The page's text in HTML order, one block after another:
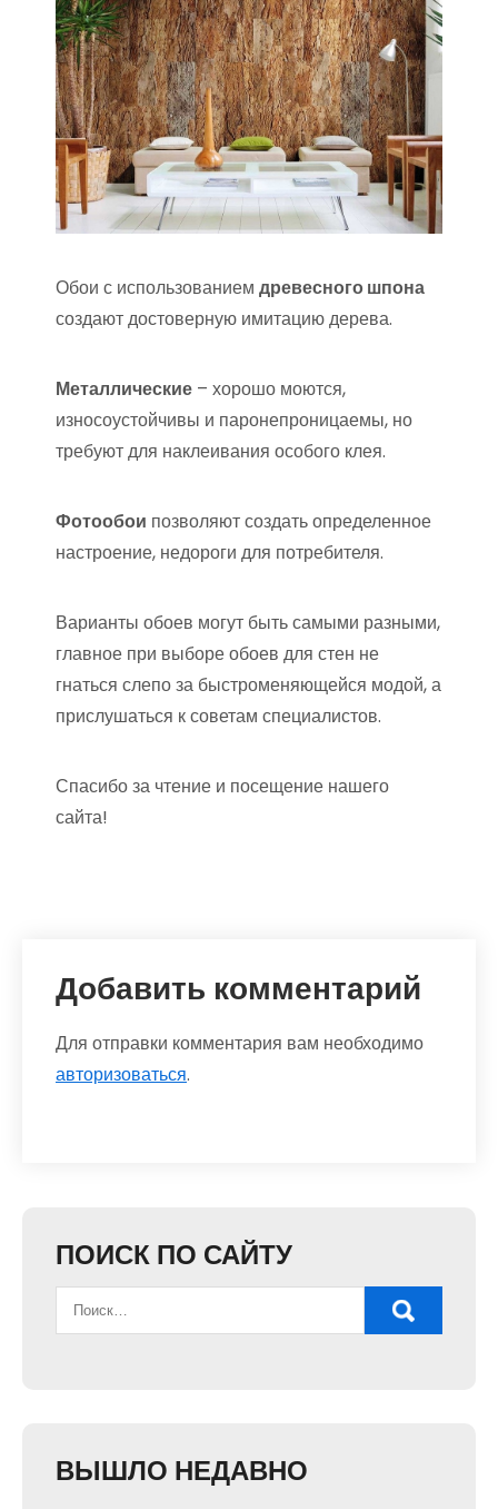
Обои с использованием древесного шпона
создают достоверную имитацию дерева.
Металлические – хорошо моются,
износоустойчивы и паронепроницаемы, но
требуют для наклеивания особого клея.
Фотообои позволяют создать определенное
настроение, недороги для потребителя.
Варианты обоев могут быть самыми разными,
главное при выборе обоев для стен не
гнаться слепо за быстроменяющейся модой, а
прислушаться к советам специалистов.
Спасибо за чтение и посещение нашего
сайта!
Добавить комментарий
Для отправки комментария вам необходимо
авторизоваться.
ПОИСК ПО САЙТУ
ВЫШЛО НЕДАВНО